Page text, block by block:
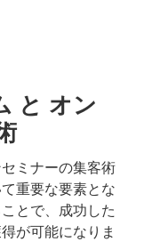
と オン
ミナーの集客術
重要な要素とな
とで、成功した
が可能になりま